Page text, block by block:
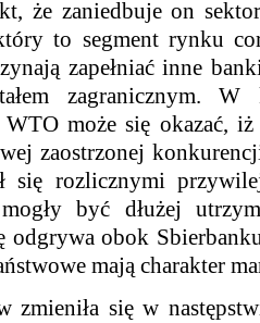
że zaniedbuje on
to segment rynku
zapełniać inne
zagranicznym. W
może się okazać,
zaostrzonej
się rozlicznymi
być dłużej
odgrywa obok
mają charakter
zmieniła się w